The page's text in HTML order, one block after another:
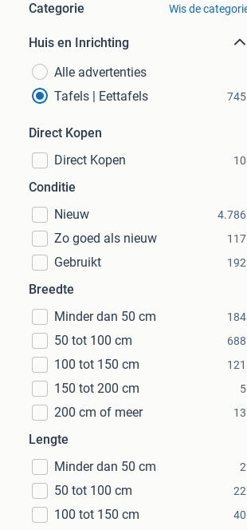
Categorie Wis de
Huis en Inrichting
Alle advertenties
Tafels | Eettafels
745
Direct Kopen
Direct Kopen
10
Conditie
Nieuw
4.786
Zo goed als nieuw 117
Gebruikt 192
Breedte
Minder dan 50 cm
184
50 tot 100 cm 688
100 tot 150 cm 121
150 tot 200 cm 5
200 cm of meer 13
Lengte
Minder dan 50 cm
2
50 tot 100 cm 22
100 tot 150 cm 40